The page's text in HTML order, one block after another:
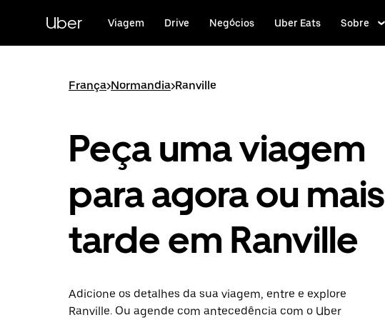
conteúdo
Uber Viagem Drive Negócios Uber Eats Sobre
França>Normandia>Ranville
Peça uma viagem
para agora ou mais
tarde em Ranville
Adicione os detalhes da sua viagem, entre e explore
Ranville. Ou agende com antecedência com o Uber